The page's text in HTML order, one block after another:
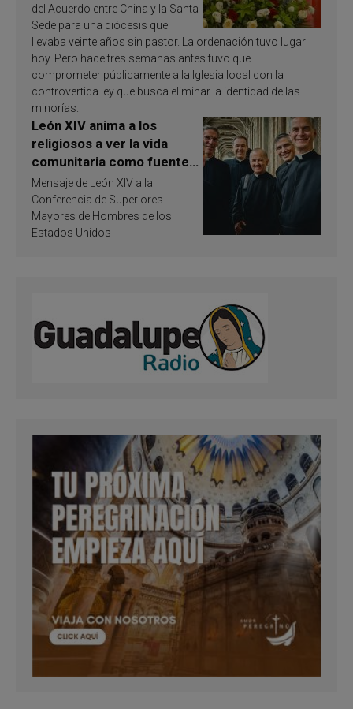
del Acuerdo entre China y la Santa
Sede para una diócesis que
llevaba veinte años sin pastor. La ordenación tuvo lugar
hoy. Pero hace tres semanas antes tuvo que
comprometer públicamente a la Iglesia local con la
controvertida ley que busca eliminar la identidad de las
minorías.
León XIV anima a los
religiosos a ver la vida
comunitaria como fuente
de inspiración y
santificación
Mensaje de León XIV a la
Conferencia de Superiores
Mayores de Hombres de los
Estados Unidos